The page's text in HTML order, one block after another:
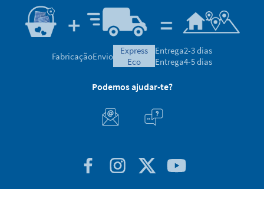
FabricaçãoEnvio
express
eco
Entrega2-3 dias
Entrega4-5 dias
Podemos ajudar-te?